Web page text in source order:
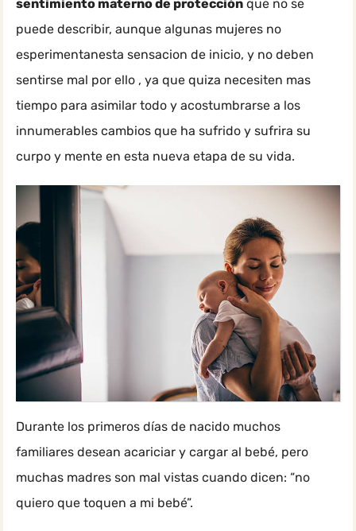
sentimiento materno de protección que no se
puede describir, aunque algunas mujeres no
esperimentanesta sensacion de inicio, y no deben
sentirse mal por ello , ya que quiza necesiten mas
tiempo para asimilar todo y acostumbrarse a los
innumerables cambios que ha sufrido y sufrira su
curpo y mente en esta nueva etapa de su vida.
Durante los primeros días de nacido muchos
familiares desean acariciar y cargar al bebé, pero
muchas madres son mal vistas cuando dicen: “no
quiero que toquen a mi bebé”.